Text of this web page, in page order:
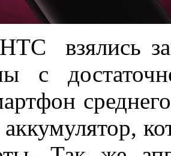
взялись за
с